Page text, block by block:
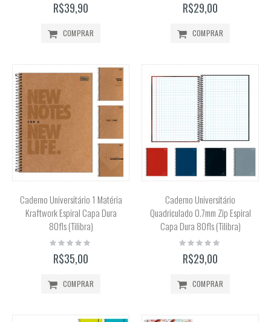
R$39,90
COMPRAR
R$29,00
COMPRAR
Caderno Universitário 1 Matéria
Kraftwork Espiral Capa Dura
80fls (Tilibra)
Rating:
0%
R$35,00
COMPRAR
Caderno Universitário
Quadriculado 0.7mm Zip Espiral
Capa Dura 80fls (Tilibra)
Rating:
0%
R$29,00
COMPRAR